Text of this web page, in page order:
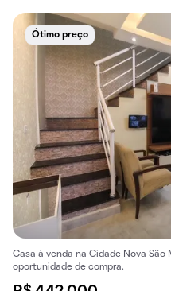
Ótimo preço
Casa à venda na Cidade Nova
oportunidade de compra.